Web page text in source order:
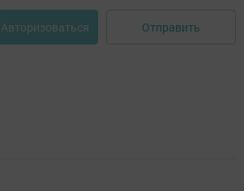
Авторизоваться Отправить